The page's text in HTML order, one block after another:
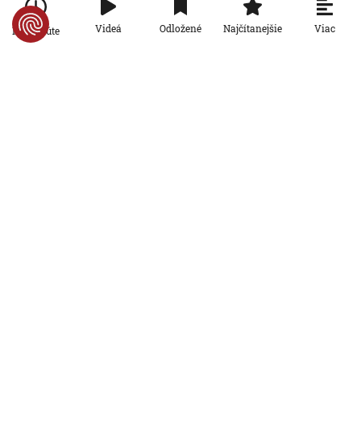
Svet
Žena v Taliansku omylom vyhodila
žreb s výhrou milión eur. Smetiari ho
Po minúte Videá Odložené Najčítanejšie Viac